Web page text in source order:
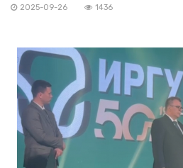
2025-09-26 1436